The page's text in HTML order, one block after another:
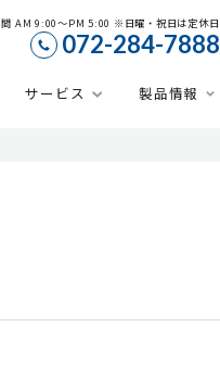
間 AM 9:00～PM 5:00 ※日曜・祝日は定休日
072-284-7888
サービス 製品情報